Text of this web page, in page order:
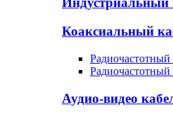
Коаксиальный
Радиочастотный
Радиочастотный
Аудио-видео